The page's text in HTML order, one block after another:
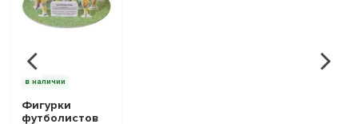
в наличии
Фигурки
футболистов